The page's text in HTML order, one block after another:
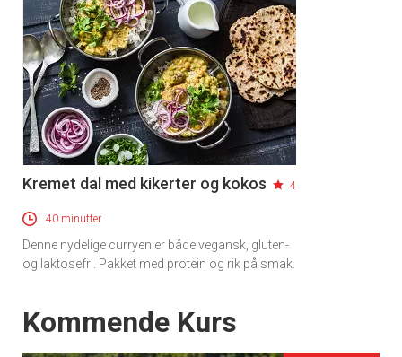
Kremet dal med kikerter og kokos 4
40 minutter
Denne nydelige curryen er både vegansk, gluten-
og laktosefri. Pakket med protein og rik på smak.
Events
Kommende Kurs